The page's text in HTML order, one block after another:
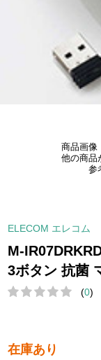
商品画像
他の商品
参
ELECOM エレコム
M-
3ボタン 抗菌
(0)
在庫あり